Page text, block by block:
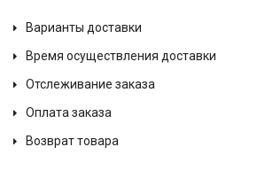
Варианты доставки
Время осуществления доставки
Отслеживание заказа
Оплата заказа
Возврат товара